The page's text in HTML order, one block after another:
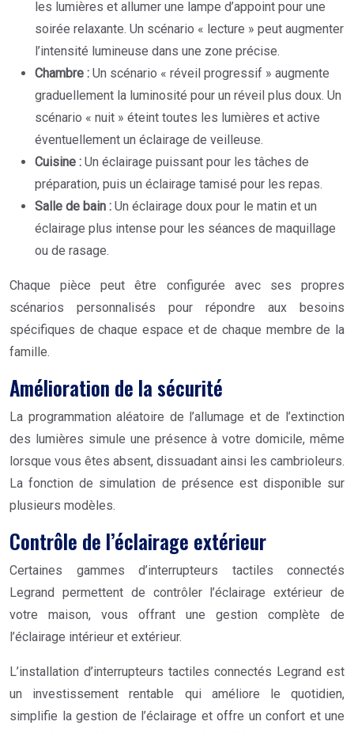
les lumières et allumer une lampe d’appoint pour une
soirée relaxante. Un scénario « lecture » peut augmenter
l’intensité lumineuse dans une zone précise.
Chambre : Un scénario « réveil progressif » augmente
graduellement la luminosité pour un réveil plus doux. Un
scénario « nuit » éteint toutes les lumières et active
éventuellement un éclairage de veilleuse.
Cuisine : Un éclairage puissant pour les tâches de
préparation, puis un éclairage tamisé pour les repas.
Salle de bain : Un éclairage doux pour le matin et un
éclairage plus intense pour les séances de maquillage
ou de rasage.
Chaque pièce peut être configurée avec ses propres
scénarios personnalisés pour répondre aux besoins
spécifiques de chaque espace et de chaque membre de la
famille.
Amélioration de la sécurité
La programmation aléatoire de l’allumage et de l’extinction
des lumières simule une présence à votre domicile, même
lorsque vous êtes absent, dissuadant ainsi les cambrioleurs.
La fonction de simulation de présence est disponible sur
plusieurs modèles.
Contrôle de l’éclairage extérieur
Certaines gammes d’interrupteurs tactiles connectés
Legrand permettent de contrôler l’éclairage extérieur de
votre maison, vous offrant une gestion complète de
l’éclairage intérieur et extérieur.
L’installation d’interrupteurs tactiles connectés Legrand est
un investissement rentable qui améliore le quotidien,
simplifie la gestion de l’éclairage et offre un confort et une